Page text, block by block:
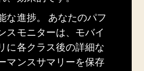
な進捗。
あなたのパフ
スモニターは、モバイ
に各クラス後の詳細な
マンスサマリーを保存